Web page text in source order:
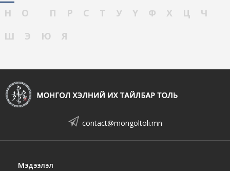
Н
О П Р С Т У Ү Ф Х Ц
Ч
Ш
Э Ю Я
contact@mongoltoli.mn
Мэдээлэл